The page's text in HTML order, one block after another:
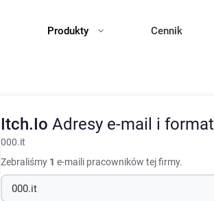
Produkty Cennik
Itch.Io Adresy e-mail i format
000.it
Zebraliśmy 1 e-maili pracowników tej firmy.